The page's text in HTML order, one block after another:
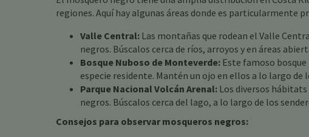
regiones. Aquí hay algunas áreas donde es particularmente
Valle Central: Las montañas que rodean el Valle
negros. Búscalos cerca de ríos, arroyos y en áreas
Bosque Nuboso de Monteverde: Este famoso
especie residente. Mantén un ojo en ellos a lo largo de
Parque Nacional Volcán Arenal: Los diversos
negros. Búscalos cerca del lago, a lo largo de los
Consejos para observar mosqueros negros: